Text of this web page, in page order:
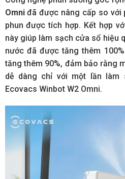
Omniđã được nâng cấp so với
phun được tích hợp. Kết hợp
này giúp làm sạch cửa sổ hiệu
nước đã được tăng thêm
tăng thêm 90%, đảm bảo rằng
dễ dàng chỉ với một lần làm
Ecovacs Winbot W2 Omni.